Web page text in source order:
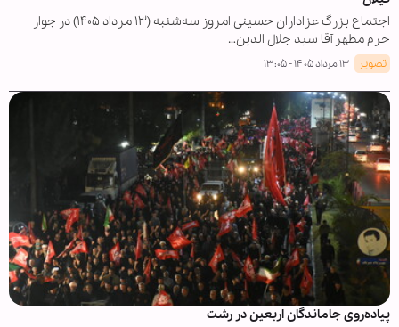
اجتماع بزرگ عزاداران حسینی امروز سه‌شنبه (۱۳ مرداد ۱۴۰۵) در جوار
حرم مطهر آقا سید جلال الدین…
تصویر ۱۳ مرداد ۱۴۰۵ - ۱۳:۰۵
پیاده‌روی جاماندگان اربعین در رشت